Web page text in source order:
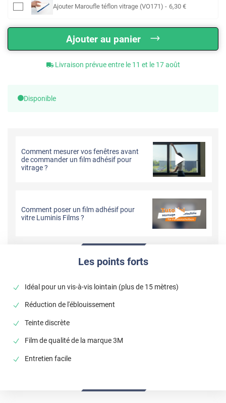
Ajouter Maroufle téflon vitrage (VO171) - 6,30 €
Ajouter au panier
Livraison prévue entre le 11 et le 17 août
Disponible
Comment mesurer vos fenêtres avant
de commander un film adhésif pour
vitrage ?
Comment poser un film adhésif pour
vitre Luminis Films ?
Les points forts
Idéal pour un vis-à-vis lointain (plus de 15 mètres)
Réduction de l'éblouissement
Teinte discrète
Film de qualité de la marque 3M
Entretien facile